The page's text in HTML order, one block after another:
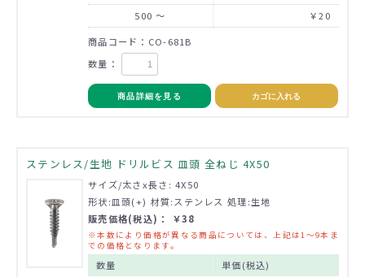
500 ～
￥20
商品コード：CO-681B
数量：
商品詳細を見る カゴに入れる
ステンレス/生地 ドリルビス 皿頭 全ねじ 4X50
サイズ/太さx長さ: 4X50
形状:皿頭(+) 材質:ステンレス 処理:生地
販売価格(税込)： ￥38
※本数により価格が異なる商品については、上記は1～9本ま
での価格となります。
数量
単価(税込)